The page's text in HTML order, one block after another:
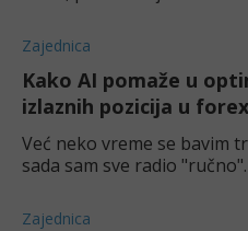
vremena. Čitam dosta o AI,
Zajednica
Kako AI pomaže u
izlaznih pozicija u
Već neko vreme se bavim
sada sam sve radio
program u svoj proces
Zajednica